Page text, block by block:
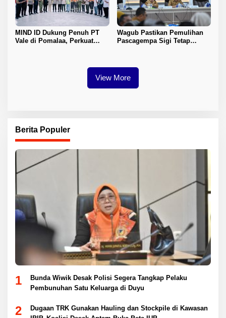
MIND ID Dukung Penuh PT
Vale di Pomalaa, Perkuat
Wagub Pastikan Pemulihan
Pascagempa Sigi Tetap
View More
Berita Populer
1
Bunda Wiwik Desak Polisi Segera Tangkap Pelaku
Pembunuhan Satu Keluarga di Duyu
2
Dugaan TRK Gunakan Hauling dan Stockpile di Kawasan